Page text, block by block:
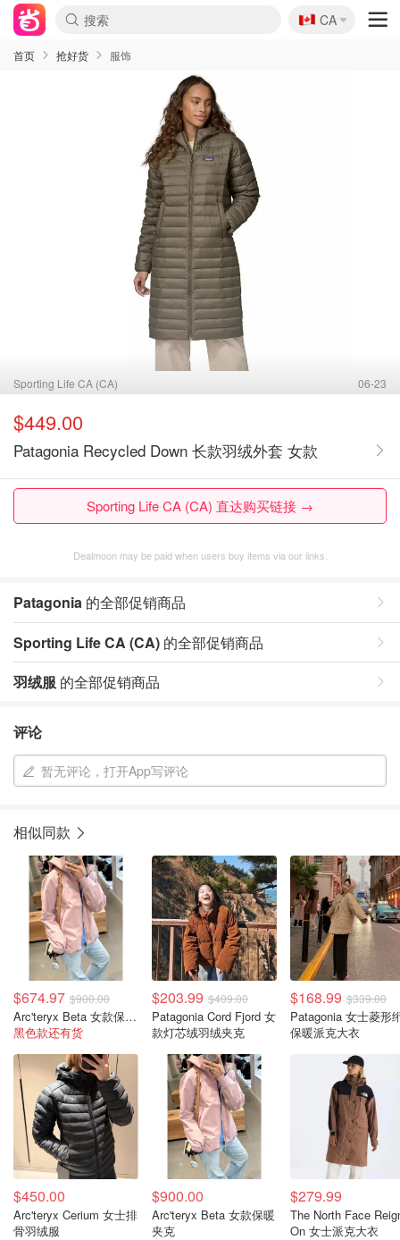
🇨🇦
CA
首页 抢好货 服饰
Sporting Life CA (CA) 06-23
$449.00
Patagonia Recycled Down 长款羽绒外套 女款
Sporting Life CA (CA) 直达购买链接 →
Dealmoon may be paid when users buy items via our links.
Patagonia 的全部促销商品
Sporting Life CA (CA) 的全部促销商品
羽绒服 的全部促销商品
评论
暂无评论，打开App写评论
相似同款
$674.97 $900.00
Arc'teryx Beta 女款保暖夹克
黑色款还有货
$203.99 $409.00
Patagonia Cord Fjord 女
款灯芯绒羽绒夹克
$168.99 $339.00
Patagonia 女士菱形绗缝
保暖派克大衣
$450.00
Arc'teryx Cerium 女士排
骨羽绒服
$900.00
Arc'teryx Beta 女款保暖
夹克
$279.99
The North Face
On 女士派克大衣